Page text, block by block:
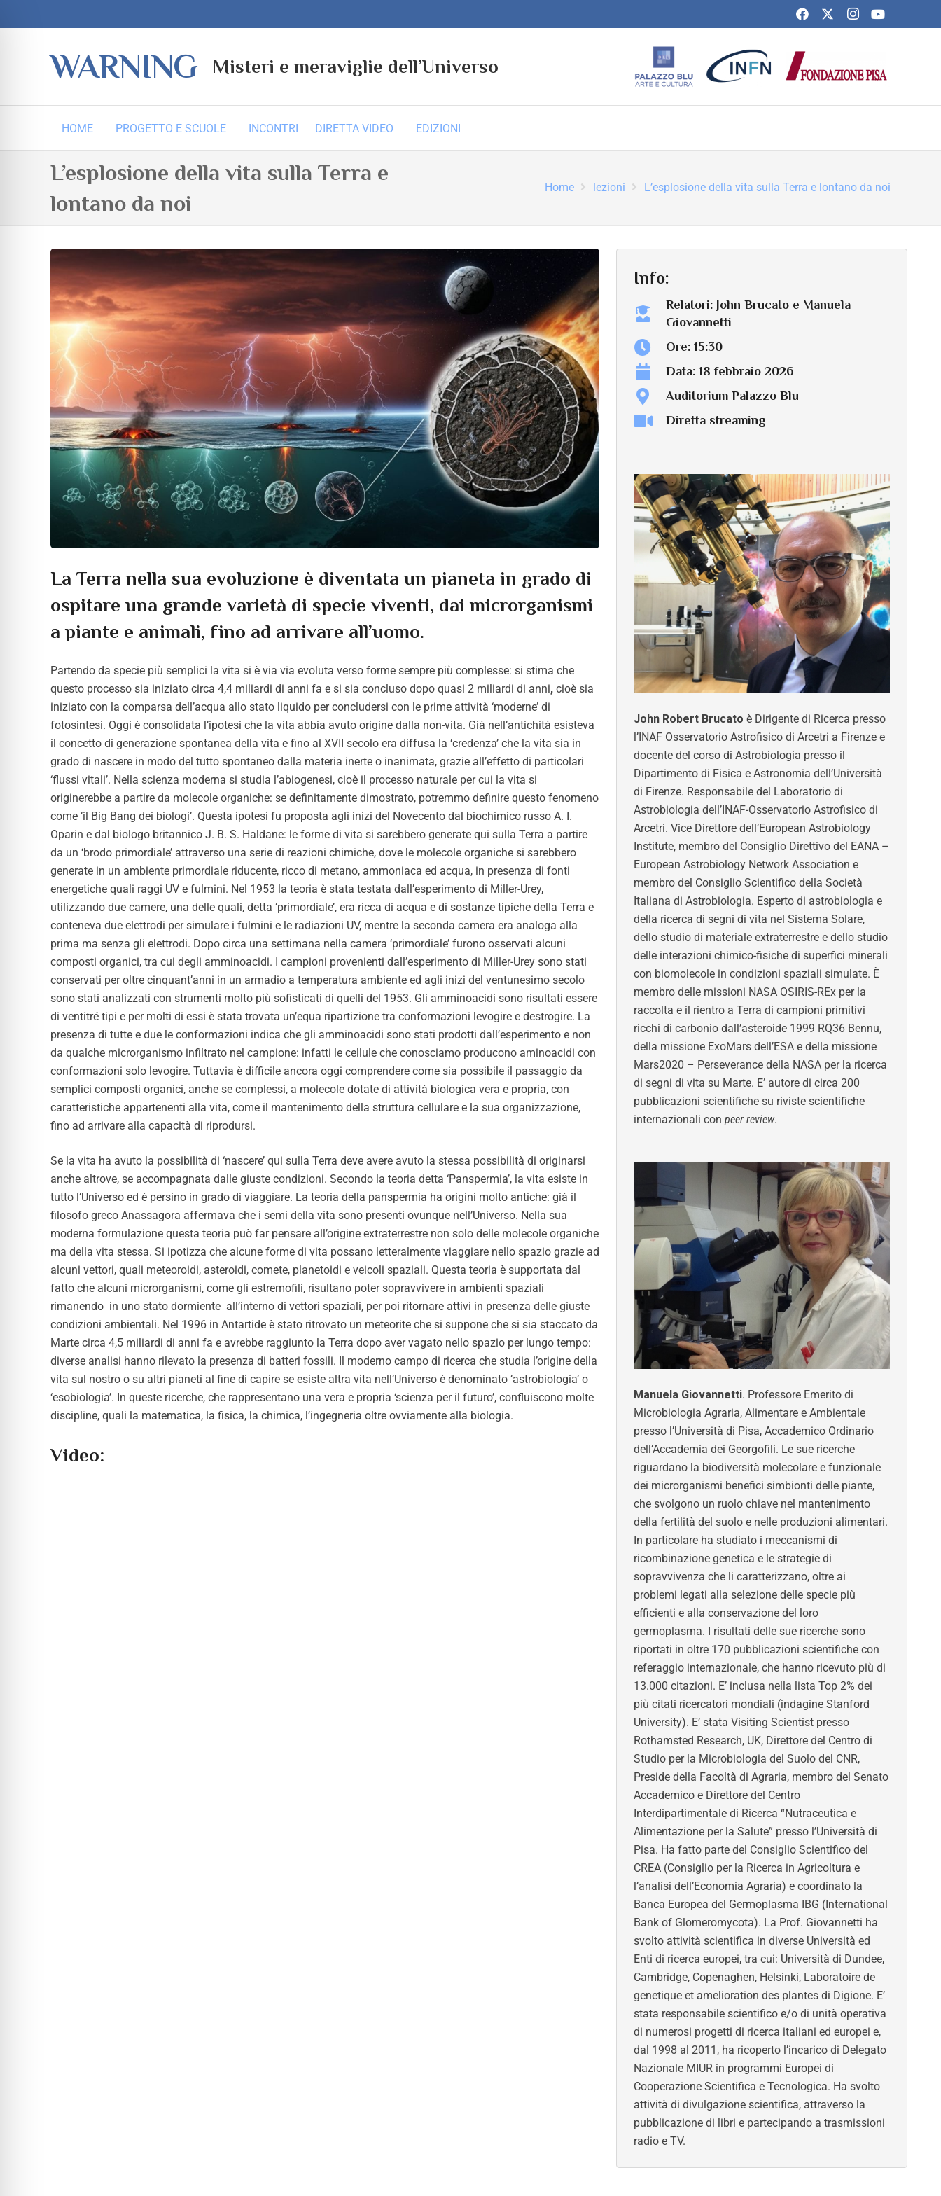
WARNING Misteri e meraviglie dell’Universo
HOME PROGETTO E SCUOLE INCONTRI DIRETTA VIDEO EDIZIONI
L’esplosione della vita sulla Terra e
lontano da noi
Home lezioni L’esplosione della vita sulla Terra e lontano da noi
La Terra nella sua evoluzione è diventata un pianeta in grado di
ospitare una grande varietà di specie viventi, dai microrganismi
a piante e animali, fino ad arrivare all’uomo.
Partendo da specie più semplici la vita si è via via evoluta verso forme sempre più complesse: si stima che
questo processo sia iniziato circa 4,4 miliardi di anni fa e si sia concluso dopo quasi 2 miliardi di anni, cioè sia
iniziato con la comparsa dell’acqua allo stato liquido per concludersi con le prime attività ‘moderne’ di
fotosintesi. Oggi è consolidata l’ipotesi che la vita abbia avuto origine dalla non-vita. Già nell’antichità esisteva
il concetto di generazione spontanea della vita e fino al XVII secolo era diffusa la ‘credenza’ che la vita sia in
grado di nascere in modo del tutto spontaneo dalla materia inerte o inanimata, grazie all’effetto di particolari
‘flussi vitali’. Nella scienza moderna si studia l’abiogenesi, cioè il processo naturale per cui la vita si
originerebbe a partire da molecole organiche: se definitamente dimostrato, potremmo definire questo fenomeno
come ‘il Big Bang dei biologi’. Questa ipotesi fu proposta agli inizi del Novecento dal biochimico russo A. I.
Oparin e dal biologo britannico J. B. S. Haldane: le forme di vita si sarebbero generate qui sulla Terra a partire
da un ‘brodo primordiale’ attraverso una serie di reazioni chimiche, dove le molecole organiche si sarebbero
generate in un ambiente primordiale riducente, ricco di metano, ammoniaca ed acqua, in presenza di fonti
energetiche quali raggi UV e fulmini. Nel 1953 la teoria è stata testata dall’esperimento di Miller-Urey,
utilizzando due camere, una delle quali, detta ‘primordiale’, era ricca di acqua e di sostanze tipiche della Terra e
conteneva due elettrodi per simulare i fulmini e le radiazioni UV, mentre la seconda camera era analoga alla
prima ma senza gli elettrodi. Dopo circa una settimana nella camera ‘primordiale’ furono osservati alcuni
composti organici, tra cui degli amminoacidi. I campioni provenienti dall’esperimento di Miller-Urey sono stati
conservati per oltre cinquant’anni in un armadio a temperatura ambiente ed agli inizi del ventunesimo secolo
sono stati analizzati con strumenti molto più sofisticati di quelli del 1953. Gli amminoacidi sono risultati essere
di ventitré tipi e per molti di essi è stata trovata un’equa ripartizione tra conformazioni levogire e destrogire. La
presenza di tutte e due le conformazioni indica che gli amminoacidi sono stati prodotti dall’esperimento e non
da qualche microrganismo infiltrato nel campione: infatti le cellule che conosciamo producono aminoacidi con
conformazioni solo levogire. Tuttavia è difficile ancora oggi comprendere come sia possibile il passaggio da
semplici composti organici, anche se complessi, a molecole dotate di attività biologica vera e propria, con
caratteristiche appartenenti alla vita, come il mantenimento della struttura cellulare e la sua organizzazione,
fino ad arrivare alla capacità di riprodursi.
Se la vita ha avuto la possibilità di ‘nascere’ qui sulla Terra deve avere avuto la stessa possibilità di originarsi
anche altrove, se accompagnata dalle giuste condizioni. Secondo la teoria detta ‘Panspermia’, la vita esiste in
tutto l’Universo ed è persino in grado di viaggiare. La teoria della panspermia ha origini molto antiche: già il
filosofo greco Anassagora affermava che i semi della vita sono presenti ovunque nell’Universo. Nella sua
moderna formulazione questa teoria può far pensare all’origine extraterrestre non solo delle molecole organiche
ma della vita stessa. Si ipotizza che alcune forme di vita possano letteralmente viaggiare nello spazio grazie ad
alcuni vettori, quali meteoroidi, asteroidi, comete, planetoidi e veicoli spaziali. Questa teoria è supportata dal
fatto che alcuni microrganismi, come gli estremofili, risultano poter sopravvivere in ambienti spaziali
rimanendo in uno stato dormiente all’interno di vettori spaziali, per poi ritornare attivi in presenza delle giuste
condizioni ambientali. Nel 1996 in Antartide è stato ritrovato un meteorite che si suppone che si sia staccato da
Marte circa 4,5 miliardi di anni fa e avrebbe raggiunto la Terra dopo aver vagato nello spazio per lungo tempo:
diverse analisi hanno rilevato la presenza di batteri fossili. Il moderno campo di ricerca che studia l’origine della
vita sul nostro o su altri pianeti al fine di capire se esiste altra vita nell’Universo è denominato ‘astrobiologia’ o
‘esobiologia’. In queste ricerche, che rappresentano una vera e propria ‘scienza per il futuro’, confluiscono molte
discipline, quali la matematica, la fisica, la chimica, l’ingegneria oltre ovviamente alla biologia.
Video:
Info:
Relatori: John Brucato e Manuela
Giovannetti
Ore: 15:30
Data: 18 febbraio 2026
Auditorium Palazzo Blu
Diretta streaming
John Robert Brucato è Dirigente di Ricerca presso
l’INAF Osservatorio Astrofisico di Arcetri a Firenze e
docente del corso di Astrobiologia presso il
Dipartimento di Fisica e Astronomia dell’Università
di Firenze. Responsabile del Laboratorio di
Astrobiologia dell’INAF-Osservatorio Astrofisico di
Arcetri. Vice Direttore dell’European Astrobiology
Institute, membro del Consiglio Direttivo del EANA –
European Astrobiology Network Association e
membro del Consiglio Scientifico della Società
Italiana di Astrobiologia. Esperto di astrobiologia e
della ricerca di segni di vita nel Sistema Solare,
dello studio di materiale extraterrestre e dello studio
delle interazioni chimico-fisiche di superfici minerali
con biomolecole in condizioni spaziali simulate. È
membro delle missioni NASA OSIRIS-REx per la
raccolta e il rientro a Terra di campioni primitivi
ricchi di carbonio dall’asteroide 1999 RQ36 Bennu,
della missione ExoMars dell’ESA e della missione
Mars2020 – Perseverance della NASA per la ricerca
di segni di vita su Marte. E’ autore di circa 200
pubblicazioni scientifiche su riviste scientifiche
internazionali con peer review.
Manuela Giovannetti. Professore Emerito di
Microbiologia Agraria, Alimentare e Ambientale
presso l’Università di Pisa, Accademico Ordinario
dell’Accademia dei Georgofili. Le sue ricerche
riguardano la biodiversità molecolare e funzionale
dei microrganismi benefici simbionti delle piante,
che svolgono un ruolo chiave nel mantenimento
della fertilità del suolo e nelle produzioni alimentari.
In particolare ha studiato i meccanismi di
ricombinazione genetica e le strategie di
sopravvivenza che li caratterizzano, oltre ai
problemi legati alla selezione delle specie più
efficienti e alla conservazione del loro
germoplasma. I risultati delle sue ricerche sono
riportati in oltre 170 pubblicazioni scientifiche con
referaggio internazionale, che hanno ricevuto più di
13.000 citazioni. E’ inclusa nella lista Top 2% dei
più citati ricercatori mondiali (indagine Stanford
University). E’ stata Visiting Scientist presso
Rothamsted Research, UK, Direttore del Centro di
Studio per la Microbiologia del Suolo del CNR,
Preside della Facoltà di Agraria, membro del Senato
Accademico e Direttore del Centro
Interdipartimentale di Ricerca “Nutraceutica e
Alimentazione per la Salute” presso l’Università di
Pisa. Ha fatto parte del Consiglio Scientifico del
CREA (Consiglio per la Ricerca in Agricoltura e
l’analisi dell’Economia Agraria) e coordinato la
Banca Europea del Germoplasma IBG (International
Bank of Glomeromycota). La Prof. Giovannetti ha
svolto attività scientifica in diverse Università ed
Enti di ricerca europei, tra cui: Università di Dundee,
Cambridge, Copenaghen, Helsinki, Laboratoire de
genetique et amelioration des plantes di Digione. E’
stata responsabile scientifico e/o di unità operativa
di numerosi progetti di ricerca italiani ed europei e,
dal 1998 al 2011, ha ricoperto l’incarico di Delegato
Nazionale MIUR in programmi Europei di
Cooperazione Scientifica e Tecnologica. Ha svolto
attività di divulgazione scientifica, attraverso la
pubblicazione di libri e partecipando a trasmissioni
radio e TV.